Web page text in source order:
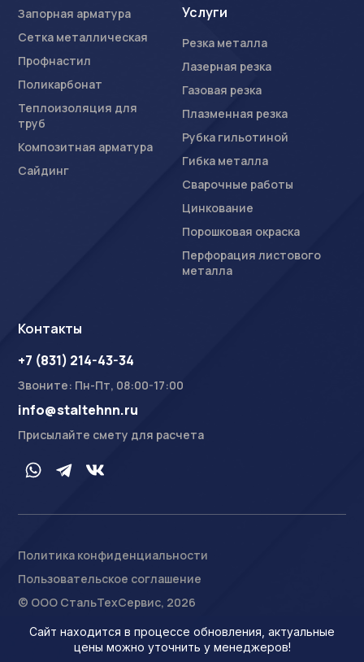
Сайт находится в процессе обновления, актуальные
цены можно уточнить у менеджеров!
Запорная арматура
Сетка металлическая
Профнастил
Поликарбонат
Теплоизоляция для
труб
Композитная арматура
Сайдинг
Услуги
Резка металла
Лазерная резка
Газовая резка
Плазменная резка
Рубка гильотиной
Гибка металла
Сварочные работы
Цинкование
Порошковая окраска
Перфорация листового
металла
Контакты
+7 (831) 214-43-34
Звоните: Пн-Пт, 08:00-17:00
info@staltehnn.ru
Присылайте смету для расчета
Политика конфиденциальности
Пользовательское соглашение
© ООО СтальТехСервис, 2026
На сайте осуществляется обработка пользовательских
Условиями обработки пользовательских данных
Ознакомлен